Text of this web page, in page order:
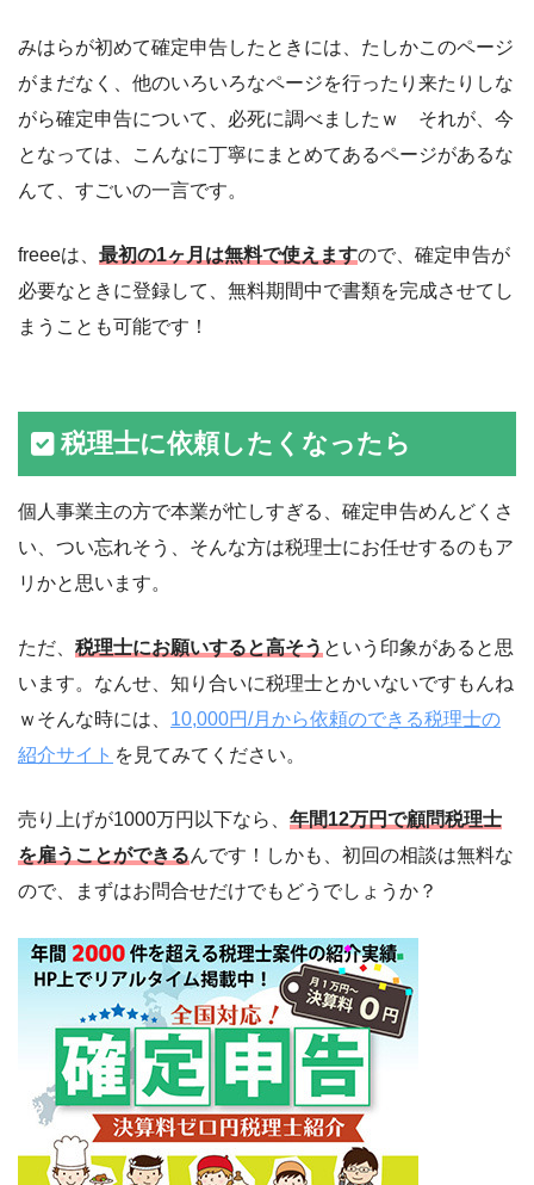
みはらが初めて確定申告したときには、たしかこのページ
がまだなく、他のいろいろなページを行ったり来たりしな
がら確定申告について、必死に調べましたｗ それが、今
となっては、こんなに丁寧にまとめてあるページがあるな
んて、すごいの一言です。
freeeは、 最初の1ヶ月は無料で使えますので、確定申告が
必要なときに登録して、無料期間中で書類を完成させてし
まうことも可能です！
税理士に依頼したくなったら
個人事業主の方で本業が忙しすぎる、確定申告めんどくさ
い、つい忘れそう、そんな方は税理士にお任せするのもア
リかと思います。
ただ、 税理士にお願いすると高そう という印象があると思
います。なんせ、知り合いに税理士とかいないですもんね
ｗそんな時には、 10,000円/月から依頼のできる税理士の
紹介サイト を見てみてください。
売り上げが1000万円以下なら、 年間12万円で顧問税理士
を雇うことができるんです！しかも、初回の相談は無料な
ので、まずはお問合せだけでもどうでしょうか？